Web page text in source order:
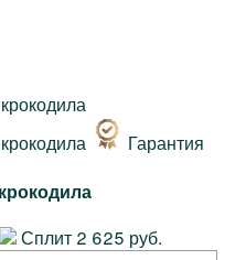
Гарантия
Сплит 2 625 руб.